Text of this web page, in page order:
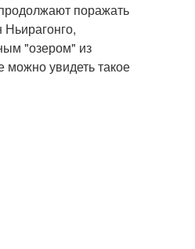
поражать
"озером" из
можно увидеть такое